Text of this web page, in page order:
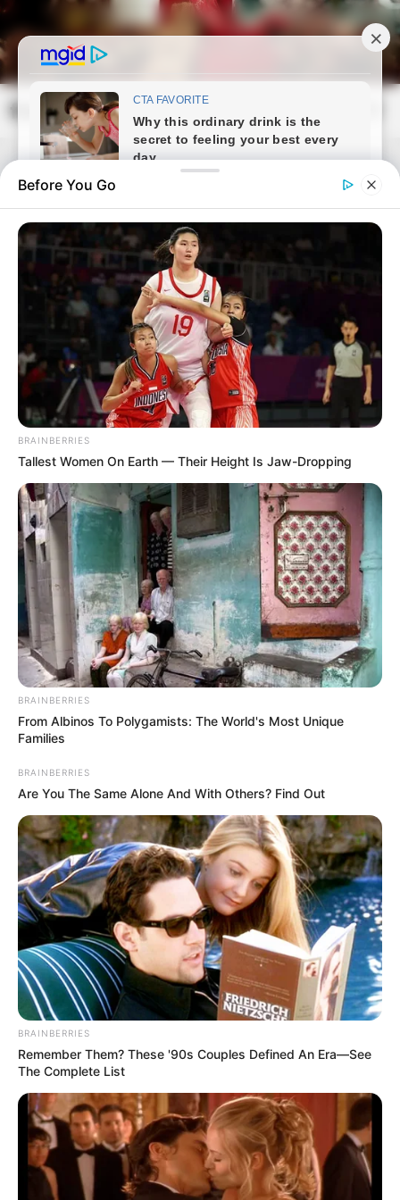
Skip
to
content
frissvilag.com
Posted
in
Világ
Élethű állatbábok rajai indítják el
klíma-akciós útjukat Afrikától az
Északi-sarkkörig
bySzerző December 31, 2025
Before You Go
BRAINBERRIES
Tallest Women On Earth — Their Height Is Jaw-Dropping
BRAINBERRIES
From Albinos To Polygamists: The World's Most Unique
Families
BRAINBERRIES
Are You The Same Alone And With Others? Find Out
BRAINBERRIES
Remember Them? These '90s Couples Defined An Era—See
The Complete List